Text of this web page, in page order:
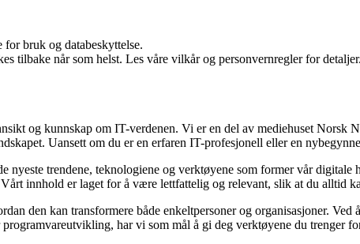
bruk og databeskyttelse.
tilbake når som helst. Les våre vilkår og personvernregler for detaljer.
og kunnskap om IT-verdenen. Vi er en del av mediehuset Norsk
Uansett om du er en erfaren IT-profesjonell eller en
nyeste trendene, teknologiene og verktøyene som former vår
innhold er laget for å være lettfattelig og relevant, slik at du alltid
den kan transformere både enkeltpersoner og organisasjoner.
har vi som mål å gi deg verktøyene du trenger